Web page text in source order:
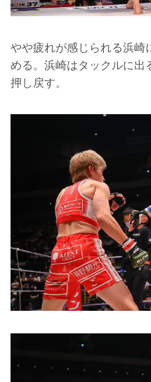
やや疲れが感じられる浜崎
める。浜崎はタックルに出
押し戻す。